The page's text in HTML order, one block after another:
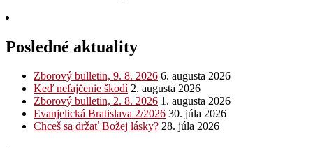
Posledné aktuality
Zborový bulletin, 9. 8. 2026 6. augusta 2026
Keď nefajčenie škodí 2. augusta 2026
Zborový bulletin, 2. 8. 2026 1. augusta 2026
Evanjelická Bratislava 2/2026 30. júla 2026
Chceš sa držať Božej lásky? 28. júla 2026